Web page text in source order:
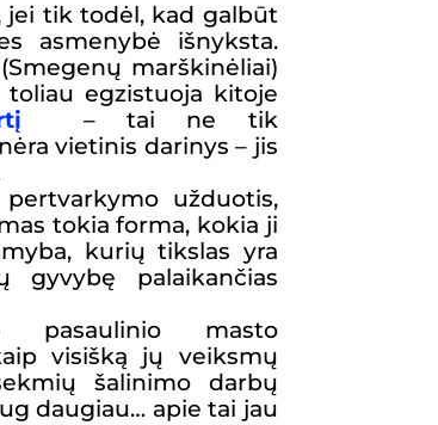
jei tik todėl, kad galbūt
asmenybė išnyksta.
marškinėliai)
egzistuoja kitoje
– tai ne tik
nėra vietinis darinys – jis
užduotis,
tokia forma, kokia ji
kurių tikslas yra
palaikančias
masto
visišką jų veiksmų
šalinimo darbų
daugiau… apie tai jau